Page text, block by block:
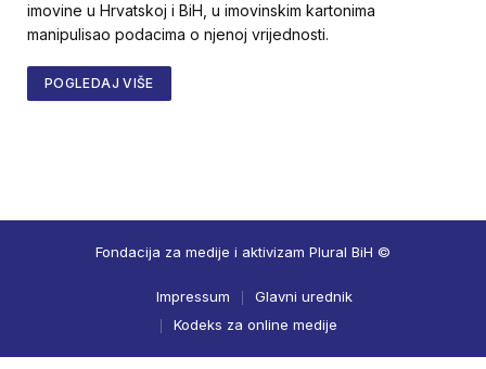
imovine u Hrvatskoj i BiH, u imovinskim kartonima
manipulisao podacima o njenoj vrijednosti.
POGLEDAJ VIŠE
Fondacija za medije i aktivizam Plural BiH ©
Impressum
Glavni urednik
Kodeks za online medije